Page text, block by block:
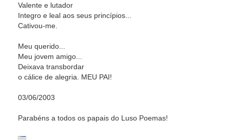
Valente e lutador
Integro e leal aos seus princípios...
Cativou-me.
Meu querido...
Meu jovem amigo...
Deixava transbordar
o cálice de alegria. MEU PAI!
03/06/2003
Parabéns a todos os papais do Luso Poemas!